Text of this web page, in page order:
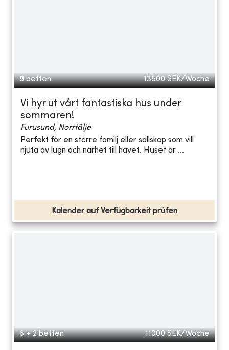
8 betten 13500 SEK/Woche
Vi hyr ut vårt fantastiska hus under
sommaren!
Furusund, Norrtälje
Perfekt för en större familj eller sällskap som vill
njuta av lugn och närhet till havet. Huset är ...
Kalender auf Verfügbarkeit prüfen
6 + 2 betten 11000 SEK/Woche